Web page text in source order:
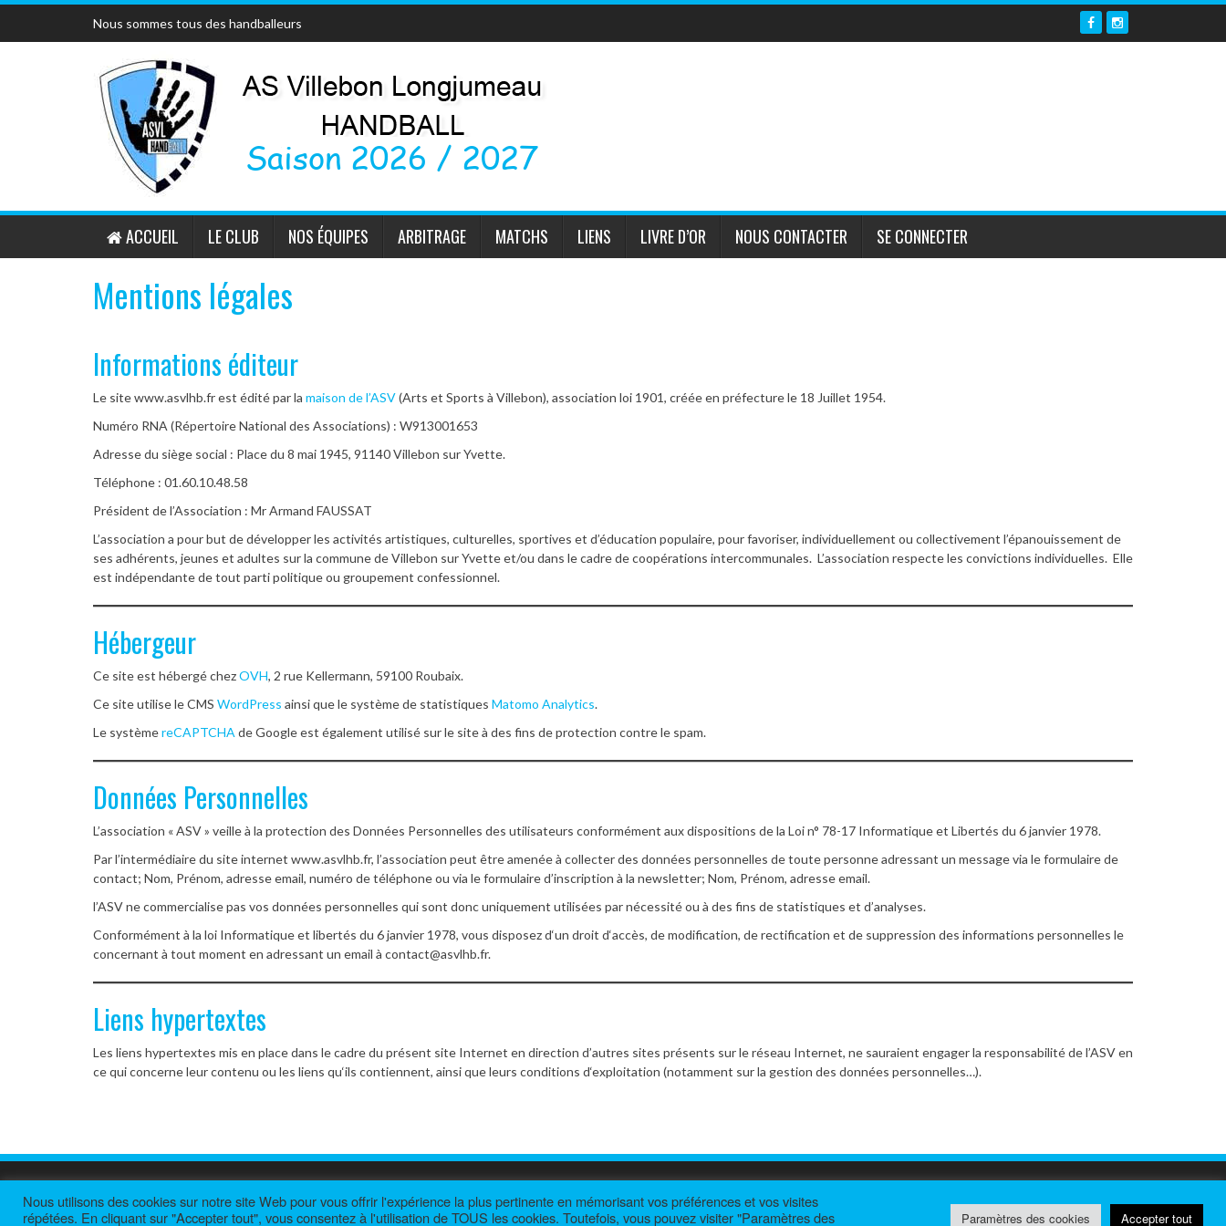
Skip
content
Nous sommes tous des handballeurs
ACCUEIL LE CLUB NOS ÉQUIPES ARBITRAGE MATCHS LIENS LIVRE D’OR NOUS CONTACTER SE CONNECTER
Mentions légales
Informations éditeur
Le site www.asvlhb.fr est édité par la maison de l’ASV(Arts et Sports à Villebon), association loi 1901, créée en préfecture le 18 Juillet 1954.
Numéro RNA (Répertoire National des Associations) : W913001653
Adresse du siège social : Place du 8 mai 1945, 91140 Villebon sur Yvette.
Téléphone : 01.60.10.48.58
Président de l’Association : Mr Armand FAUSSAT
L’association a pour but de développer les activités artistiques, culturelles, sportives et d’éducation populaire, pour favoriser, individuellement ou collectivement l’épanouissement de
ses adhérents, jeunes et adultes sur la commune de Villebon sur Yvette et/ou dans le cadre de coopérations intercommunales. L’association respecte les convictions individuelles. Elle
est indépendante de tout parti politique ou groupement confessionnel.
Hébergeur
Ce site est hébergé chezOVH, 2 rue Kellermann, 59100 Roubaix.
Ce site utilise le CMS WordPress ainsi que le système de statistiques Matomo Analytics.
Le systèmereCAPTCHA de Google est également utilisé sur le site à des fins de protection contre le spam.
Données Personnelles
L’association « ASV » veille à la protection des Données Personnelles des utilisateurs conformément aux dispositions de la Loi n° 78-17 Informatique et Libertés du 6 janvier 1978.
Par l’intermédiaire du site internet www.asvlhb.fr, l’association peut être amenée à collecter des données personnelles de toute personne adressant un message via le formulaire de
contact; Nom, Prénom, adresse email, numéro de téléphone ou via le formulaire d’inscription à la newsletter; Nom, Prénom, adresse email.
l’ASV ne commercialise pas vos données personnelles qui sont donc uniquement utilisées par nécessité ou à des fins de statistiques et d’analyses.
Conformément à la loi Informatique et libertés du 6 janvier 1978, vous disposez d‘un droit d‘accès, de modification, de rectification et de suppression des informations personnelles le
concernant à tout moment en adressant un email à contact@asvlhb.fr.
Liens hypertextes
Les liens hypertextes mis en place dans le cadre du présent site Internet en direction d’autres sites présents sur le réseau Internet, ne sauraient engager la responsabilité de l’ASV en
ce qui concerne leur contenu ou les liens qu‘ils contiennent, ainsi que leurs conditions d‘exploitation (notamment sur la gestion des données personnelles…).
Thème :WP FanZonemodifé pourASVLHB © AS Villebon Longjumeau HandBall Mentions Légales
Nous utilisons des cookies sur notre site Web pour vous offrir l'expérience la plus pertinente en mémorisant vos préférences et vos visites
répétées. En cliquant sur "Accepter tout", vous consentez à l'utilisation de TOUS les cookies. Toutefois, vous pouvez visiter "Paramètres des
Paramètres des cookies Accepter tout